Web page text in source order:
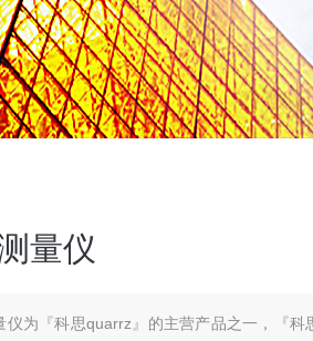
量仪
仪为『科思quarrz』的主营产品之一，『科